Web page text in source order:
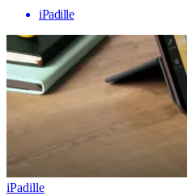
iPadille
iPadille